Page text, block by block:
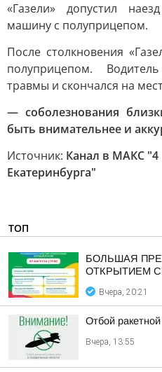
«Газели» допустил
машину с полуприцепом.
После столкновения
полуприцепом.
травмы и скончался на
— соболезнования
быть внимательнее и
Источник: Канал в МАКС "4
Екатеринбурга"
ТОП
БОЛЬШАЯ
ОТКРЫТИЕМ
Вчера, 20:21
Отбой
Вчера, 13:55